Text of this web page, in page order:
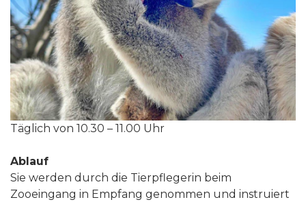
Täglich von 10.30 – 11.00 Uhr
Ablauf
Sie werden durch die Tierpflegerin beim
Zooeingang in Empfang genommen und instruiert